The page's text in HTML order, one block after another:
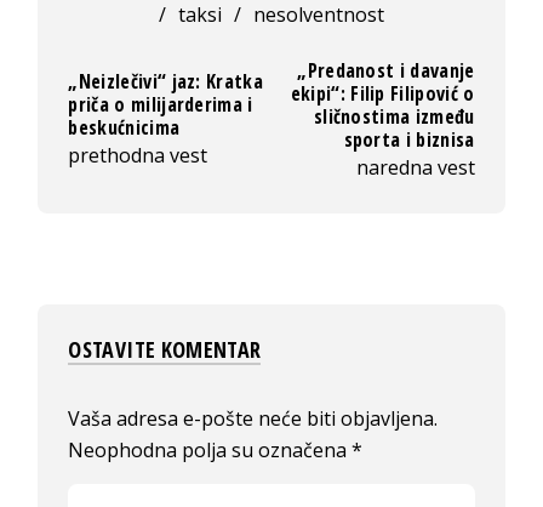
/ taksi / nesolventnost
„Neizlečivi“ jaz: Kratka
priča o milijarderima i
beskućnicima
prethodna vest
„Predanost i davanje
ekipi“: Filip Filipović o
sličnostima između
sporta i biznisa
naredna vest
OSTAVITE KOMENTAR
Vaša adresa e-pošte neće biti objavljena.
Neophodna polja su označena*